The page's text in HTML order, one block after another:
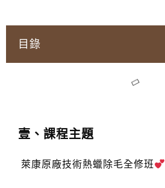
壹、課程主題
萊康原廠技術熱蠟除毛全修班
目錄